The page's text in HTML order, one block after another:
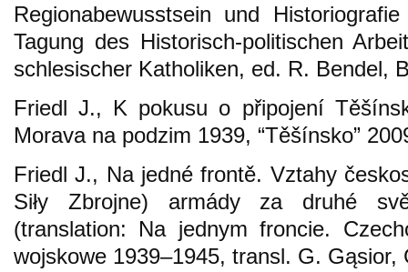
Regionabewusstsein und
Tagung des Historisch-politischen
schlesischer Katholiken, ed. R. Bendel,
Friedl J., K pokusu o připojení
Morava na podzim 1939, “Těšínsko”
Friedl J., Na jedné frontě. Vztahy
Siły Zbrojne) armády za druhé
(translation: Na jednym froncie.
wojskowe 1939–1945, transl. G. Gąsior,